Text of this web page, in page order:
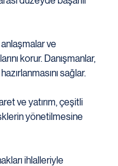
anlaşmalar ve
korur. Danışmanlar,
sağlar.
ve yatırım, çeşitli
yönetilmesine
ihlalleriyle